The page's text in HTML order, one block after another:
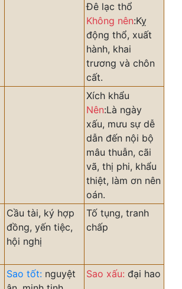
Đê lạc thổ
Không nên:Kỵ
động thổ, xuất
hành, khai
trương và chôn
cất.
Xích khẩu
Nên:Là ngày
xấu, mưu sự dễ
dẫn đến nội bộ
mâu thuẫn, cãi
vã, thị phi, khẩu
thiệt, làm ơn nên
oán.
Cầu tài, ký hợp
đồng, yến tiệc,
hội nghị
Tố tụng, tranh
chấp
Sao tốt: nguyệt
Sao xấu: đại hao